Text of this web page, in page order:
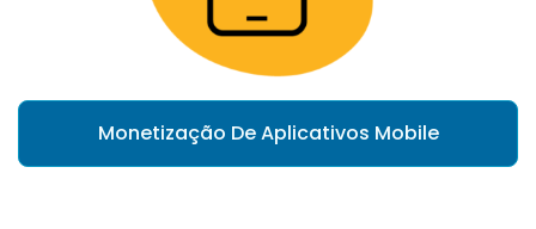
Monetização De Aplicativos Mobile